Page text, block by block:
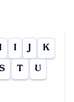
I J K
T U